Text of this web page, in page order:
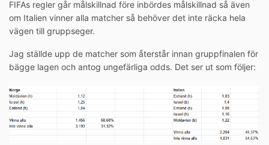
FIFAs regler går målskillnad före inbördes målskillnad så även
om Italien vinner alla matcher så behöver det inte räcka hela
vägen till gruppseger.
Jag ställde upp de matcher som återstår innan gruppfinalen för
bägge lagen och antog ungefärliga odds. Det ser ut som följer: